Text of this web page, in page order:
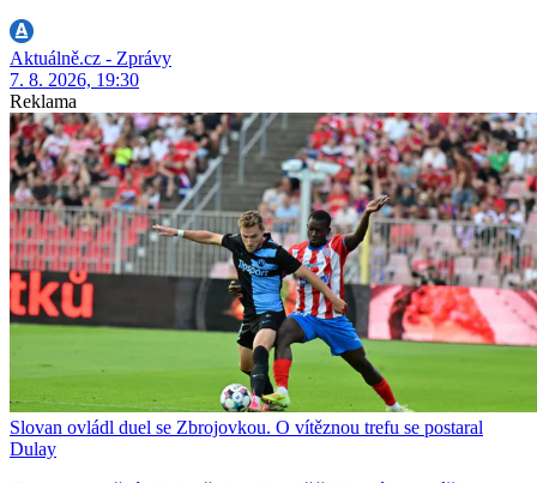
Aktuálně.cz - Zprávy
7. 8. 2026, 19:30
Reklama
Slovan ovládl duel se Zbrojovkou. O vítěznou trefu se postaral
Dulay